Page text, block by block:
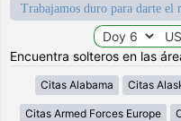
Trabajamos duro para darte
Encuentra solteros en las
Citas Alabama Citas
Citas Armed Forces Europe